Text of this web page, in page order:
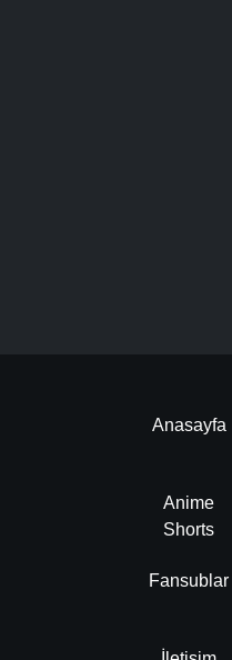
Anasayfa
Anime
Shorts
Fansublar